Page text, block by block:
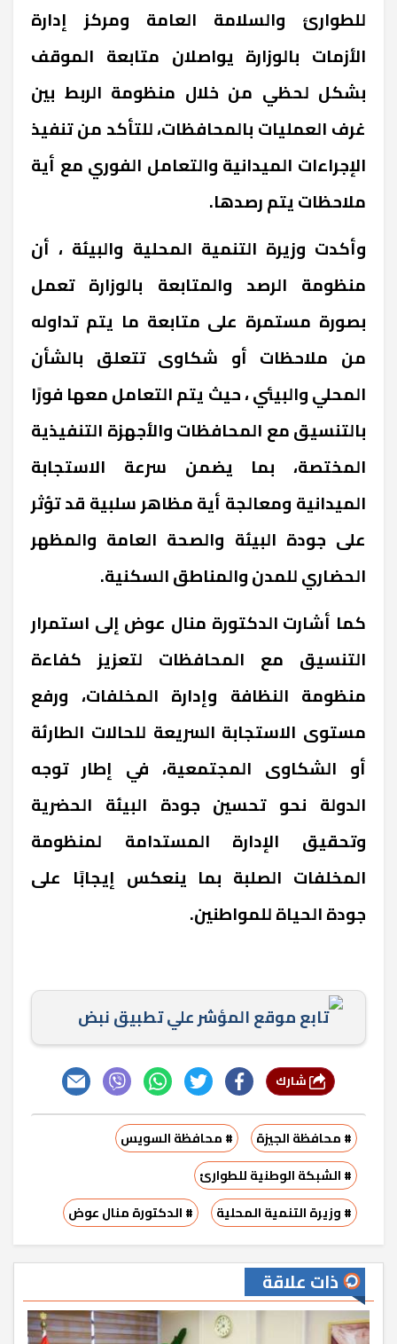
للطوارئ والسلامة العامة ومركز إدارة
الأزمات بالوزارة يواصلان متابعة الموقف
بشكل لحظي من خلال منظومة الربط بين
غرف العمليات بالمحافظات، للتأكد من تنفيذ
الإجراءات الميدانية والتعامل الفوري مع أية
ملاحظات يتم رصدها.
وأكدت وزيرة التنمية المحلية والبيئة ، أن
منظومة الرصد والمتابعة بالوزارة تعمل
بصورة مستمرة على متابعة ما يتم تداوله
من ملاحظات أو شكاوى تتعلق بالشأن
المحلي والبيئي ، حيث يتم التعامل معها فورًا
بالتنسيق مع المحافظات والأجهزة التنفيذية
المختصة، بما يضمن سرعة الاستجابة
الميدانية ومعالجة أية مظاهر سلبية قد تؤثر
على جودة البيئة والصحة العامة والمظهر
الحضاري للمدن والمناطق السكنية.
كما أشارت الدكتورة منال عوض إلى استمرار
التنسيق مع المحافظات لتعزيز كفاءة
منظومة النظافة وإدارة المخلفات، ورفع
مستوى الاستجابة السريعة للحالات الطارئة
أو الشكاوى المجتمعية، في إطار توجه
الدولة نحو تحسين جودة البيئة الحضرية
وتحقيق الإدارة المستدامة لمنظومة
المخلفات الصلبة بما ينعكس إيجابًا على
جودة الحياة للمواطنين.
تابع موقع المؤشر علي تطبيق نبض
# محافظة الجيزة
# محافظة السويس
# الشبكة الوطنية للطوارئ
# وزيرة التنمية المحلية
# الدكتورة منال عوض
ذات علاقة